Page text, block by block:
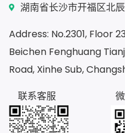
湖南省长沙市开福区北
Address: No.2301, Floor
Beichen Fenghuang
Road, Xinhe Sub,
联系客服